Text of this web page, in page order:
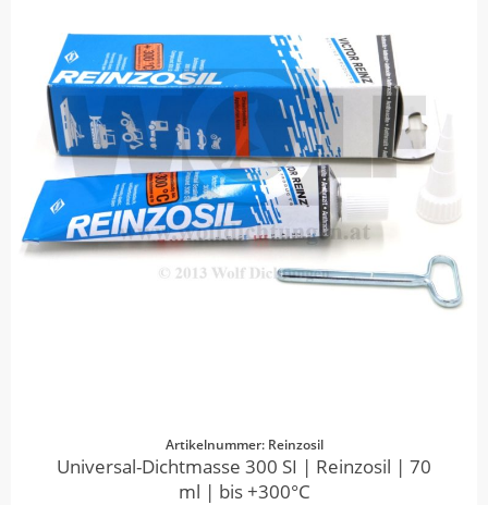
Artikelnummer: Reinzosil
Universal-Dichtmasse 300 SI | Reinzosil | 70
ml | bis +300°C